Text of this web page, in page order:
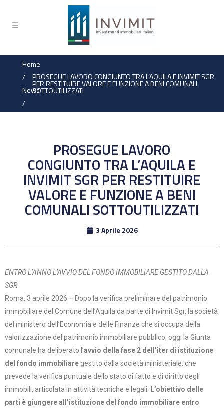
Home
/
News
/
PROSEGUE LAVORO CONGIUNTO TRA L’AQUILA E INVIMIT SGR
PER RESTITUIRE VALORE E FUNZIONE A BENI COMUNALI
SOTTOUTILIZZATI
PROSEGUE LAVORO
CONGIUNTO TRA L’AQUILA E
INVIMIT SGR PER RESTITUIRE
VALORE E FUNZIONE A BENI
COMUNALI SOTTOUTILIZZATI
3 Aprile 2026
ENTRO L’ANNO L’AVVIO DEL FONDO IMMOBILIARE GESTITO DALLA
SGR
Roma, 3 aprile 2026 – Dopo la verifica preliminare del patrimonio
immobiliare del Comune dell’Aquila da parte di Invimit Sgr, la società
del ministero dell’Economia e delle Finanze che si occupa della
valorizzazione del patrimonio immobiliare pubblico, oggi la Giunta
comunale ha deliberato l’avvio della fase 2 dell’iter di istituzione
del fondo immobiliare gestito dalla società ministeriale, che
prevede la verifica puntuale dello stato di fatto e di diritto degli
immobili, articolata in attività tecniche e legali.
L’obiettivo delle
parti è giungere all’istituzione del fondo immobiliare entro